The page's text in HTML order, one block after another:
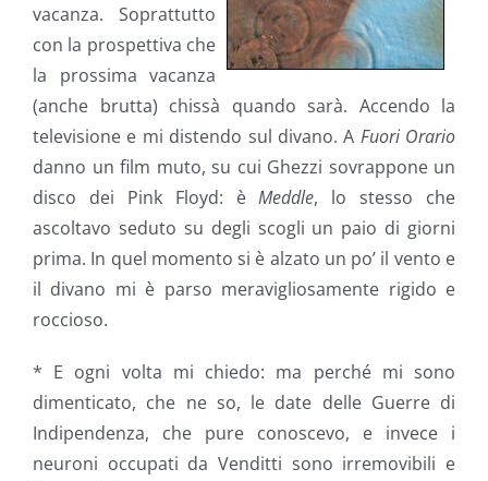
vacanza. Soprattutto
con la prospettiva che
la prossima vacanza
(anche brutta) chissà quando sarà. Accendo la
televisione e mi distendo sul divano. A Fuori Orario
danno un film muto, su cui Ghezzi sovrappone un
disco dei Pink Floyd: èMeddle, lo stesso che
ascoltavo seduto su degli scogli un paio di giorni
prima. In quel momento si è alzato un po’ il vento e
il divano mi è parso meravigliosamente rigido e
roccioso.
* E ogni volta mi chiedo: ma perché mi sono
dimenticato, che ne so, le date delle Guerre di
Indipendenza, che pure conoscevo, e invece i
neuroni occupati da Venditti sono irremovibili e